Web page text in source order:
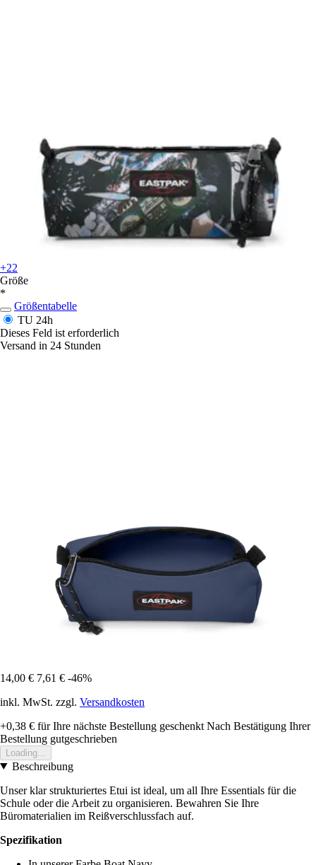
+22
Größe
*
Größentabelle
TU 24h
Dieses Feld ist erforderlich
Versand in 24 Stunden
14,00 € 7,61 € -46%
inkl. MwSt. zzgl. Versandkosten
+0,38 € für Ihre nächste Bestellung geschenkt Nach Bestätigung Ihrer
Bestellung gutgeschrieben
Loading...
Beschreibung
Unser klar strukturiertes Etui ist ideal, um all Ihre Essentials für die
Schule oder die Arbeit zu organisieren. Bewahren Sie Ihre
Büromaterialien im Reißverschlussfach auf.
Spezifikation